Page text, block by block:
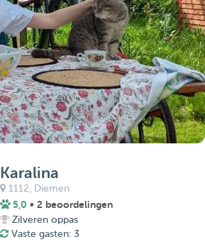
Karalina
1112, Diemen
5,0 • 2 beoordelingen
Zilveren oppas
Vaste gasten: 3